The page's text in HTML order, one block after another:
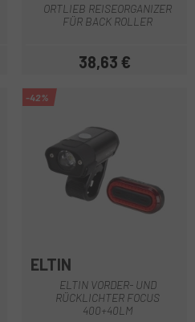
ORTLIEB REISEORGANIZER
FÜR BACK ROLLER
Preis
38,63 €
-42%
ELTIN
ELTIN VORDER- UND
RÜCKLICHTER FOCUS
400+40LM